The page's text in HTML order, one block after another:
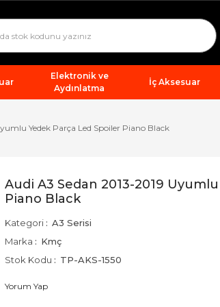
Elektronik ve
Aydınlatma
İç Aksesuar
Yedek Parça Led Spoiler Piano Black
Audi A3 Sedan 2013-2019
Piano Black
Kategori
A3 Serisi
Marka
Kmç
Stok Kodu
TP-AKS-1550
Yorum Yap